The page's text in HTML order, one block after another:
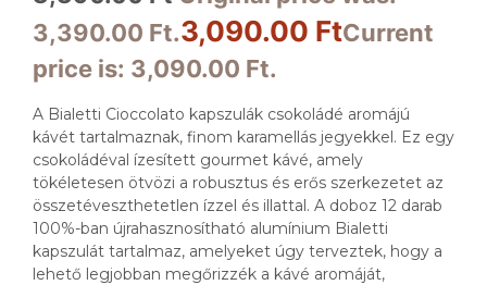
3,390.00 Ft.3,090.00 FtCurrent
price is: 3,090.00 Ft.
A Bialetti Cioccolato kapszulák csokoládé aromájú
kávét tartalmaznak, finom karamellás jegyekkel. Ez egy
csokoládéval ízesített gourmet kávé, amely
tökéletesen ötvözi a robusztus és erős szerkezetet az
összetéveszthetetlen ízzel és illattal. A doboz 12 darab
100%-ban újrahasznosítható alumínium Bialetti
kapszulát tartalmaz, amelyeket úgy terveztek, hogy a
lehető legjobban megőrizzék a kávé aromáját,